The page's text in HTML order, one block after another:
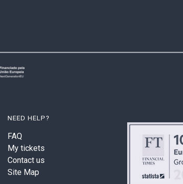
NEED HELP?
FAQ
My tickets
Contact us
Site Map